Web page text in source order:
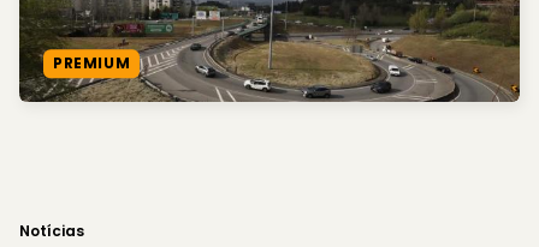
PREMIUM
Notícias